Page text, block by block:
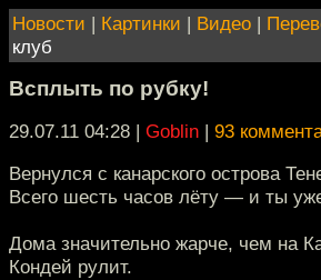
Новости | Картинки | Видео |
клуб
Всплыть по рубку!
29.07.11 04:28 | Goblin | 93
Вернулся с канарского острова
Всего шесть часов лёту — и ты
Дома значительно жарче, чем на
Кондей рулит.